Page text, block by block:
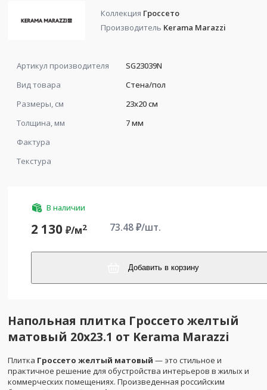
Коллекция Гроссето
Производитель Kerama Marazzi
Артикул производителя
SG23039N
Вид товара
Стена/пол
Размеры, см
23x20 см
Толщина, мм
7 мм
Фактура
Текстура
В наличии
2 130 ₽/м2 73.48₽/шт.
Добавить в корзину
Напольная плитка Гроссето желтый
матовый 20x23.1 от Kerama Marazzi
Плитка Гроссето желтый матовый — это стильное и
практичное решение для обустройства интерьеров в жилых и
коммерческих помещениях. Произведенная российским